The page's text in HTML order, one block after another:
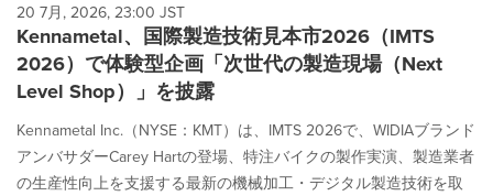
20 7月, 2026, 23:00 JST
Kennametal、国際製造技術見本市2026（IMTS
2026）で体験型企画「次世代の製造現場（Next
Level Shop）」を披露
Kennametal Inc.（NYSE：KMT）は、IMTS 2026で、WIDIAブランド
アンバサダーCarey Hartの登場、特注バイクの製作実演、製造業者
の生産性向上を支援する最新の機械加工・デジタル製造技術を取